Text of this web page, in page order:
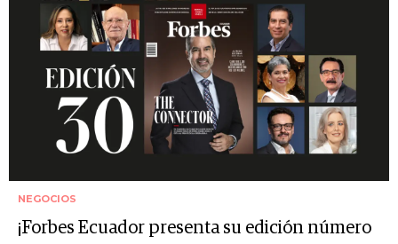
NEGOCIOS
¡Forbes Ecuador presenta su edición número